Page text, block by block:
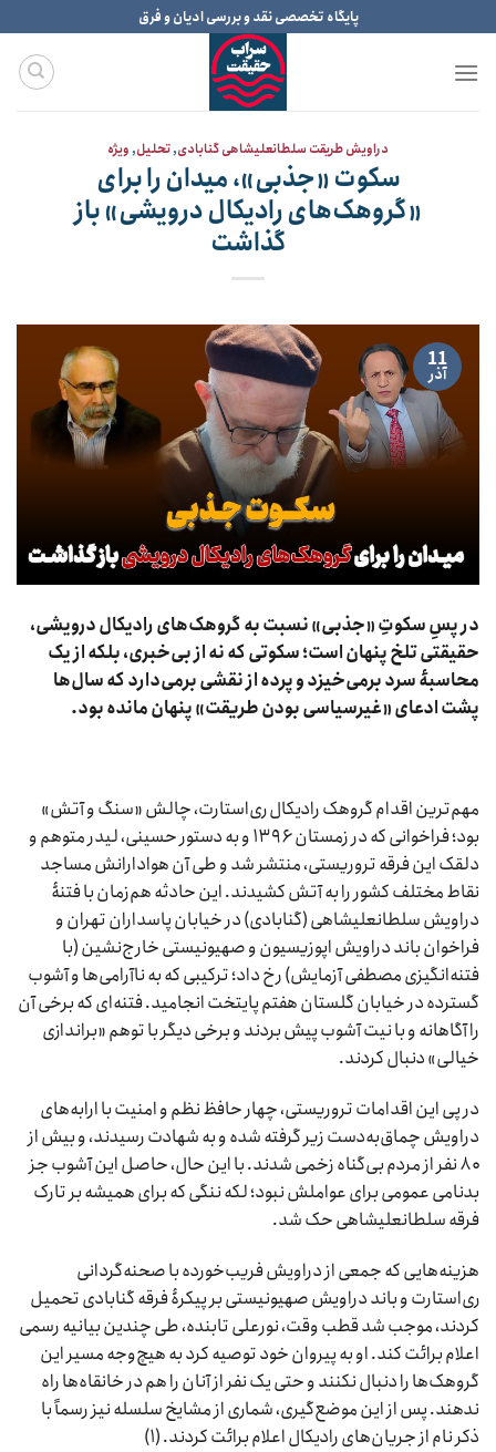
to
content
پایگاه تخصصی نقد و بررسی ادیان و فرق
دراویش طریقت سلطانعلیشاهی گنابادی,تحلیل,ویژه
سکوت «جذبی»، میدان را برای
«گروهک‌های رادیکال درویشی» باز
گذاشت
11
آذر
در پسِ سکوتِ «جذبی» نسبت به گروهک‌های رادیکال درویشی،
حقیقتی تلخ پنهان است؛ سکوتی که نه از بی‌خبری، بلکه از یک
محاسبهٔ سرد برمی‌خیزد و پرده از نقشی برمی‌دارد که سال‌ها
پشت ادعای «غیرسیاسی بودن طریقت» پنهان مانده بود.
مهم‌ترین اقدام گروهک رادیکال ری‌استارت، چالش «سنگ و آتش»
بود؛ فراخوانی که در زمستان ۱۳۹۶ و به دستور حسینی، لیدر متوهم و
دلقک این فرقه تروریستی، منتشر شد و طی آن هوادارانش مساجد
نقاط مختلف کشور را به آتش کشیدند. این حادثه هم‌زمان با فتنۀ
دراویش سلطانعلیشاهی (گنابادی) در خیابان پاسداران تهران و
فراخوان باند دراویش اپوزیسیون و صهیونیستی خارج‌نشین (با
فتنه‌انگیزی مصطفی آزمایش) رخ داد؛ ترکیبی که به ناآرامی‌ها و آشوب
گسترده در خیابان گلستان هفتم پایتخت انجامید. فتنه‌ای که برخی آن
را آگاهانه و با نیت آشوب پیش بردند و برخی دیگر با توهم «براندازی
خیالی» دنبال کردند.
در پی این اقدامات تروریستی، چهار حافظ نظم و امنیت با ارابه‌های
دراویش چماق‌به‌دست زیر گرفته شده و به شهادت رسیدند، و بیش از
۸۰ نفر از مردم بی‌گناه زخمی شدند. با این حال، حاصل این آشوب جز
بدنامی عمومی برای عواملش نبود؛ لکه ننگی که برای همیشه بر تارک
فرقه سلطانعلیشاهی حک شد.
هزینه‌هایی که جمعی از دراویش فریب‌خورده با صحنه‌گردانی
ری‌استارت و باند دراویش صهیونیستی بر پیکرۀ فرقه گنابادی تحمیل
کردند، موجب شد قطب وقت، نورعلی تابنده، طی چندین بیانیه رسمی
اعلام برائت کند. او به پیروان خود توصیه کرد به هیچ‌وجه مسیر این
گروهک‌ها را دنبال نکنند و حتی یک نفر از آنان را هم در خانقاه‌ها راه
ندهند. پس از این موضع‌گیری، شماری از مشایخ سلسله نیز رسماً با
ذکر نام از جریان‌های رادیکال اعلام برائت کردند. (۱)